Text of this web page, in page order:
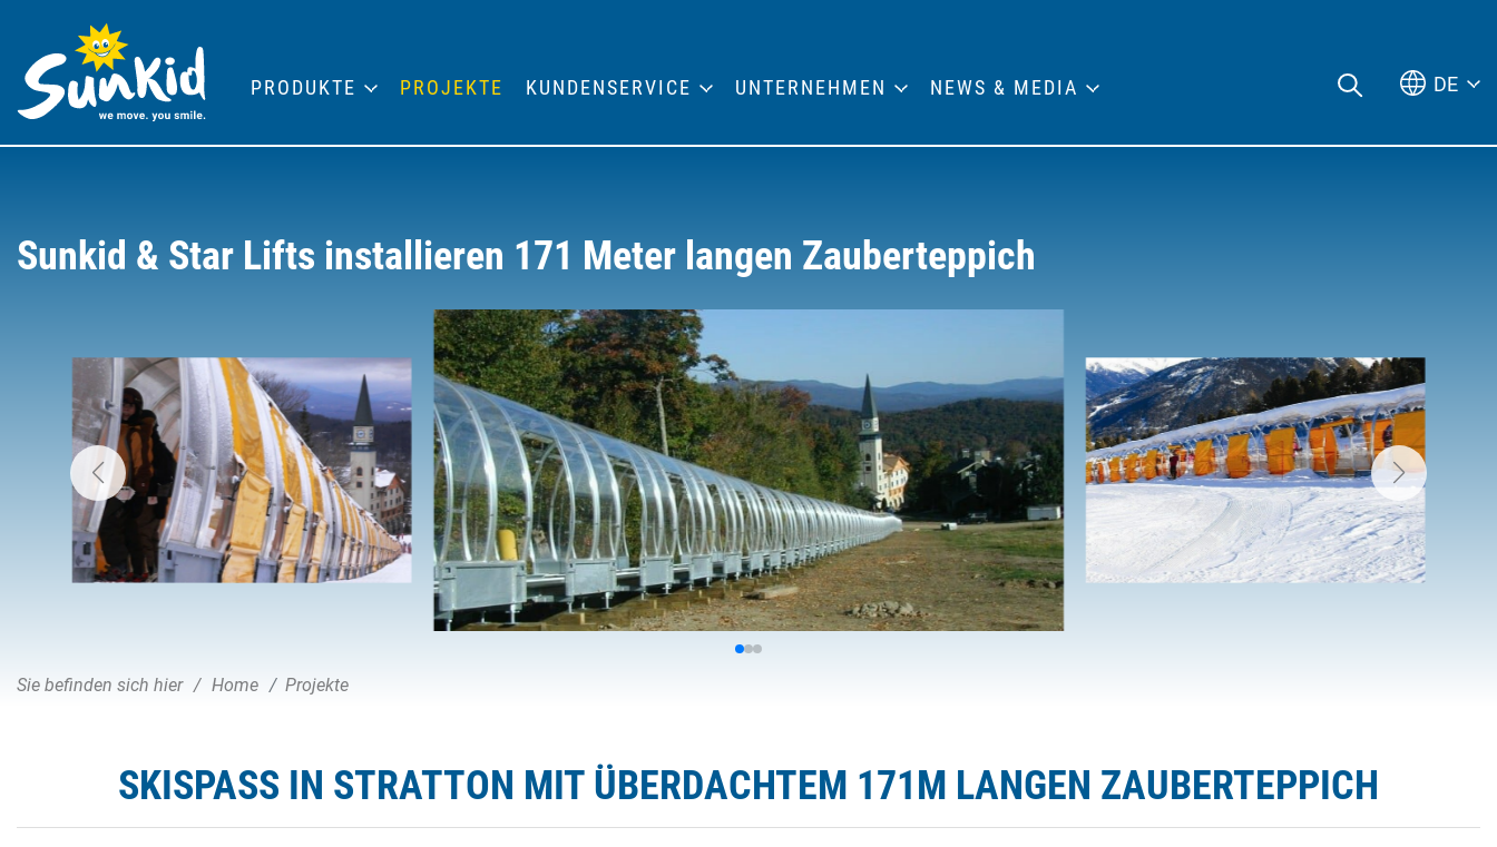
Sunkid & Star Lifts installieren 171 Meter langen Zauberteppich
Sie befinden sich hier Home Projekte
SKISPASS IN STRATTON MIT ÜBERDACHTEM 171M LANGEN ZAUBERTEPPICH
PRODUKTE PROJEKTE KUNDENSERVICE UNTERNEHMEN NEWS & MEDIA DE